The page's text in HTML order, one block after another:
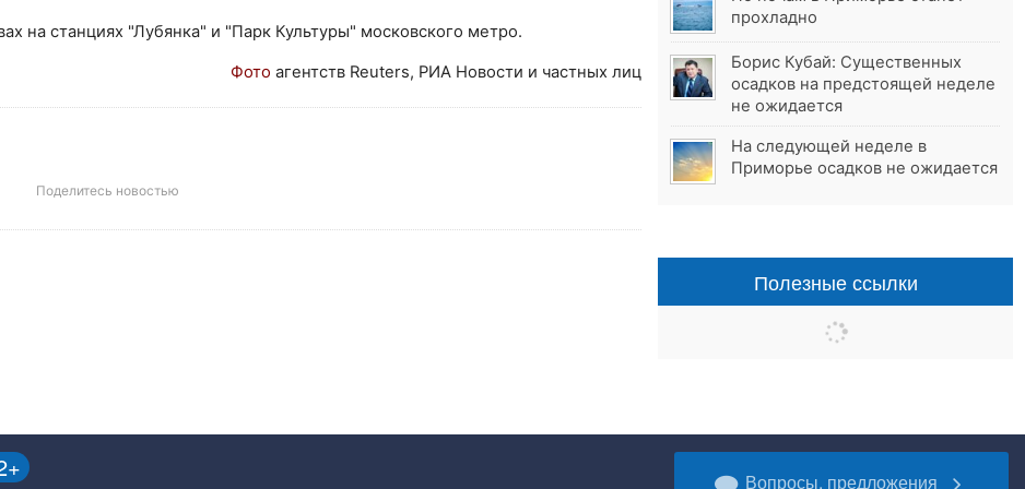
на станциях "Лубянка" и "Парк Культуры" московского метро.
Фото агентств Reuters, РИА Новости и частных лиц
Поделитесь новостью
прохладно
Борис Кубай: Существенных
осадков на предстоящей неделе
не ожидается
На следующей неделе в
Приморье осадков не ожидается
Полезные ссылки
Вопросы, предложения